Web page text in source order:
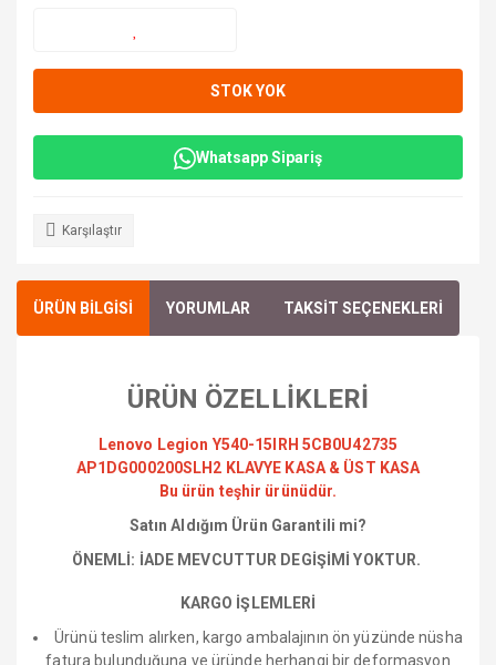
STOK YOK
Whatsapp Sipariş
Karşılaştır
ÜRÜN BİLGİSİ YORUMLAR TAKSİT SEÇENEKLERİ
ÜRÜN ÖZELLİKLERİ
Lenovo Legion Y540-15IRH 5CB0U42735
AP1DG000200SLH2 KLAVYE KASA & ÜST KASA
Bu ürün teşhir ürünüdür.
Satın Aldığım Ürün Garantili mi?
ÖNEMLİ: İADE MEVCUTTUR DEGİŞİMİ YOKTUR.
KARGO İŞLEMLERİ
Ürünü teslim alırken, kargo ambalajının ön yüzünde nüsha
fatura bulunduğuna ve üründe herhangi bir deformasyon